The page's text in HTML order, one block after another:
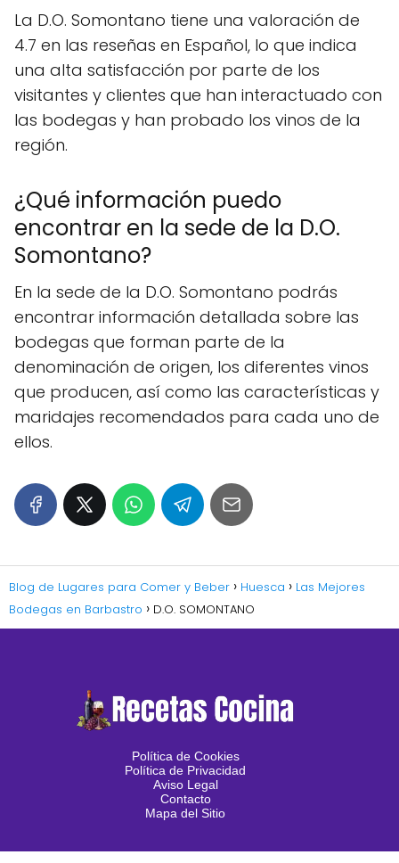
La D.O. Somontano tiene una valoración de
4.7 en las reseñas en Español, lo que indica
una alta satisfacción por parte de los
visitantes y clientes que han interactuado con
las bodegas y han probado los vinos de la
región.
¿Qué información puedo
encontrar en la sede de la D.O.
Somontano?
En la sede de la D.O. Somontano podrás
encontrar información detallada sobre las
bodegas que forman parte de la
denominación de origen, los diferentes vinos
que producen, así como las características y
maridajes recomendados para cada uno de
ellos.
Blog de Lugares para Comer y Beber Huesca
Las Mejores
Bodegas en Barbastro
D.O. SOMONTANO
Política de Cookies
Política de Privacidad
Aviso Legal
Contacto
Mapa del Sitio